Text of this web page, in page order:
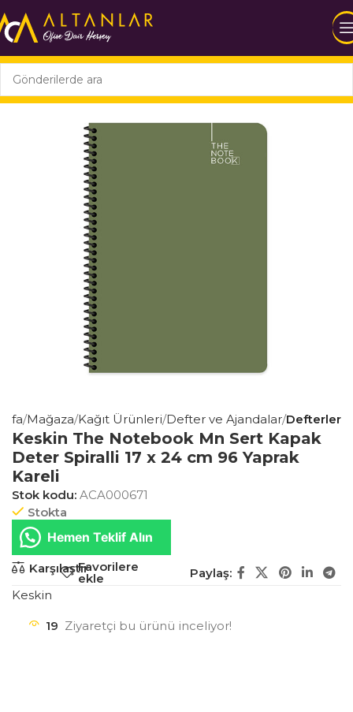
Mağaza Kağıt Ürünleri Defter ve Ajandalar Defterler
Keskin The Notebook Mn Sert Kapak
Deter Spiralli 17 x 24 cm 96 Yaprak
Kareli
Stok kodu: ACA000671
Stokta
Hemen Teklif Alın
KarşılaştırFavorilere
ekle
Paylaş:
Keskin
19 Ziyaretçi bu ürünü inceliyor!